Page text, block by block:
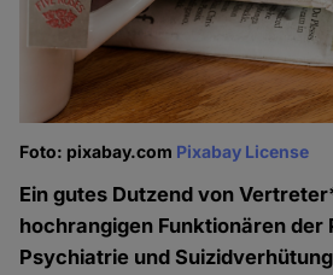
Foto: pixabay.com Pixabay License
Ein gutes Dutzend von
hochrangigen Funktionären der
Psychiatrie und